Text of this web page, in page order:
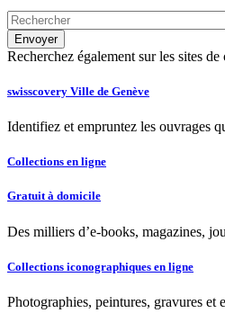
Recherchez également sur les sites
swisscovery Ville de Genève
Identifiez et empruntez les ouvrages
Collections en ligne
Gratuit à domicile
Des milliers d’e-books, magazines,
Collections iconographiques en ligne
Photographies, peintures, gravures